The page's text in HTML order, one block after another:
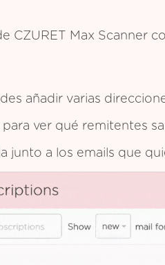
CZURET Max Scanner
añadir varias
ver qué remitentes
junto a los emails que